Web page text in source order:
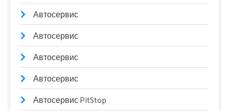
Автосервис
Автосервис
Автосервис
Автосервис
Автосервис PitStop